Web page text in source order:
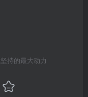
持的最大动力